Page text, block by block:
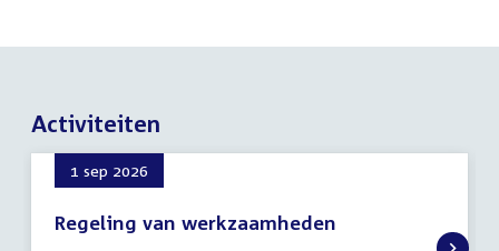
Activiteiten
1 sep 2026
Regeling van werkzaamheden